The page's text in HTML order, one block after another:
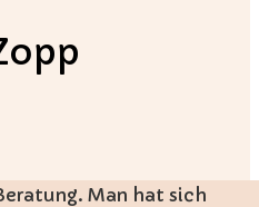
Man hat sich